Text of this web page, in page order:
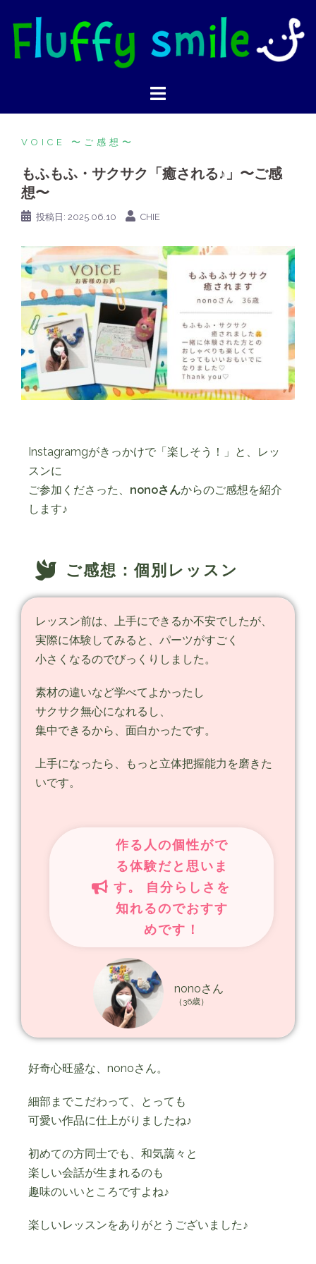
VOICE 〜ご感想〜
もふもふ・サクサク「癒される♪」〜ご感
想〜
投稿日: 2025.06.10 CHIE
Instagramgがきっかけで「楽しそう！」と、レッ
スンに
ご参加くださった、 nonoさんからのご感想を紹介
します♪
ご感想：個別レッスン
レッスン前は、上手にできるか不安でしたが、
実際に体験してみると、パーツがすごく
小さくなるのでびっくりしました。
素材の違いなど学べてよかったし
サクサク無心になれるし、
集中できるから、面白かったです。
上手になったら、もっと立体把握能力を磨きた
いです。
作る人の個性がで
る体験だと思いま
す。 自分らしさを
知れるのでおすす
めです！
nonoさん
（36歳）
好奇心旺盛な、nonoさん。
細部までこだわって、とっても
可愛い作品に仕上がりましたね♪
初めての方同士でも、和気藹々と
楽しい会話が生まれるのも
趣味のいいところですよね♪
楽しいレッスンをありがとうございました♪